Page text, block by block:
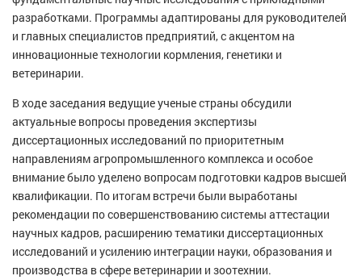
разработками. Программы адаптированы для руководителей
и главных специалистов предприятий, с акцентом на
инновационные технологии кормления, генетики и
ветеринарии.
В ходе заседания ведущие ученые страны обсудили
актуальные вопросы проведения экспертизы
диссертационных исследований по приоритетным
направлениям агропромышленного комплекса и особое
внимание было уделено вопросам подготовки кадров высшей
квалификации. По итогам встречи были выработаны
рекомендации по совершенствованию системы аттестации
научных кадров, расширению тематики диссертационных
исследований и усилению интеграции науки, образования и
производства в сфере ветеринарии и зоотехнии.